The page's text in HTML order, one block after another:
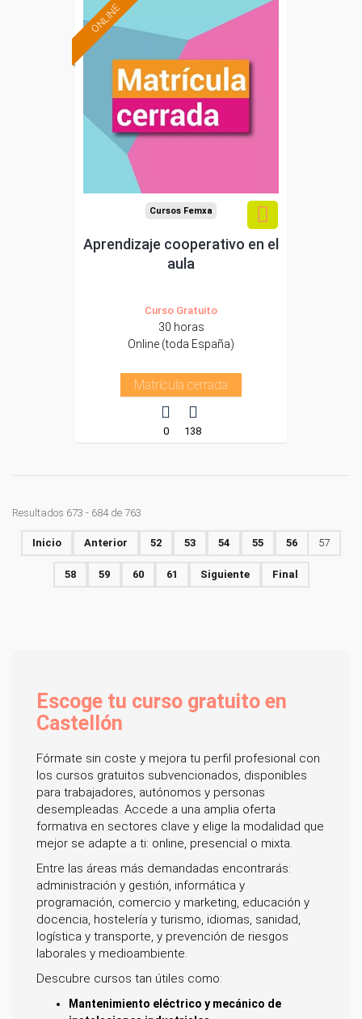
ONLINE
Cursos Femxa
Aprendizaje cooperativo en el
aula
Curso Gratuito
30 horas
Online (toda España)
Matrícula cerrada
0 138
Resultados 673 - 684 de 763
Inicio Anterior 52 53 54 55 56 57
58 59 60 61 Siguiente Final
Escoge tu curso gratuito en
Castellón
Fórmate sin coste y mejora tu perfil profesional con
los cursos gratuitos subvencionados, disponibles
para trabajadores, autónomos y personas
desempleadas. Accede a una amplia oferta
formativa en sectores clave y elige la modalidad que
mejor se adapte a ti: online, presencial o mixta.
Entre las áreas más demandadas encontrarás:
administración y gestión, informática y
programación, comercio y marketing, educación y
docencia, hostelería y turismo, idiomas, sanidad,
logística y transporte, y prevención de riesgos
laborales y medioambiente.
Descubre cursos tan útiles como:
Mantenimiento eléctrico y mecánico de